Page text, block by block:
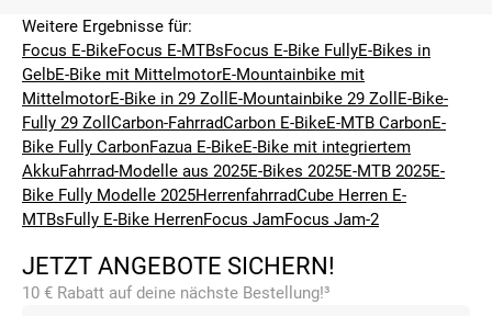
Weitere Ergebnisse für:
Focus E-BikeFocus E-MTBsFocus E-Bike FullyE-Bikes in
GelbE-Bike mit MittelmotorE-Mountainbike mit
MittelmotorE-Bike in 29 Zoll E-Mountainbike 29 Zoll E-Bike-
Fully 29 Zoll Carbon-FahrradCarbon E-BikeE-MTB CarbonE-
Bike Fully CarbonFazua E-BikeE-Bike mit integriertem
AkkuFahrrad-Modelle aus 2025E-Bikes 2025E-MTB 2025E-
Bike Fully Modelle 2025HerrenfahrradCube Herren E-
MTBsFully E-Bike HerrenFocus JamFocus Jam-2
JETZT ANGEBOTE SICHERN!
10 € Rabatt auf deine nächste Bestellung!³